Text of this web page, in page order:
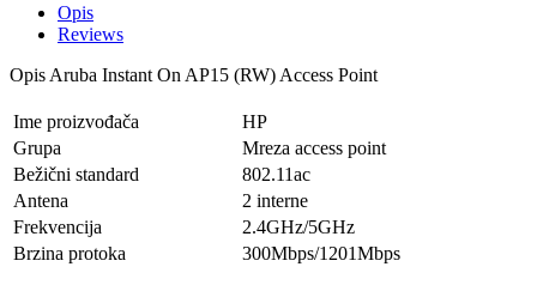
Opis
Reviews
Opis Aruba Instant On AP15 (RW) Access Point
Ime proizvođača
HP
Grupa
Mreza access point
Bežični standard
802.11ac
Antena
2 interne
Frekvencija
2.4GHz/5GHz
Brzina protoka
300Mbps/1201Mbps